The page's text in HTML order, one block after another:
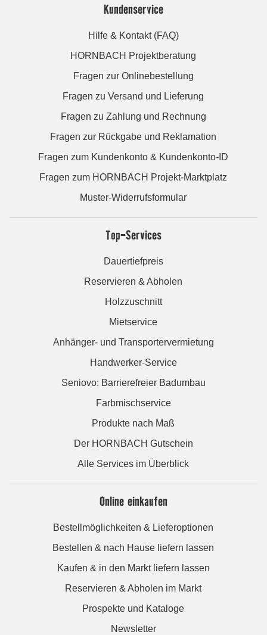
Kundenservice
Hilfe & Kontakt (FAQ)
HORNBACH Projektberatung
Fragen zur Onlinebestellung
Fragen zu Versand und Lieferung
Fragen zu Zahlung und Rechnung
Fragen zur Rückgabe und Reklamation
Fragen zum Kundenkonto & Kundenkonto-ID
Fragen zum HORNBACH Projekt-Marktplatz
Muster-Widerrufsformular
Top-Services
Dauertiefpreis
Reservieren & Abholen
Holzzuschnitt
Mietservice
Anhänger- und Transportervermietung
Handwerker-Service
Seniovo: Barrierefreier Badumbau
Farbmischservice
Produkte nach Maß
Der HORNBACH Gutschein
Alle Services im Überblick
Online einkaufen
Bestellmöglichkeiten & Lieferoptionen
Bestellen & nach Hause liefern lassen
Kaufen & in den Markt liefern lassen
Reservieren & Abholen im Markt
Prospekte und Kataloge
Newsletter